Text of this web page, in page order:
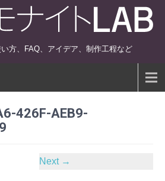
方、FAQ、アイデア、制作工程など
426F-AEB9-
Next →